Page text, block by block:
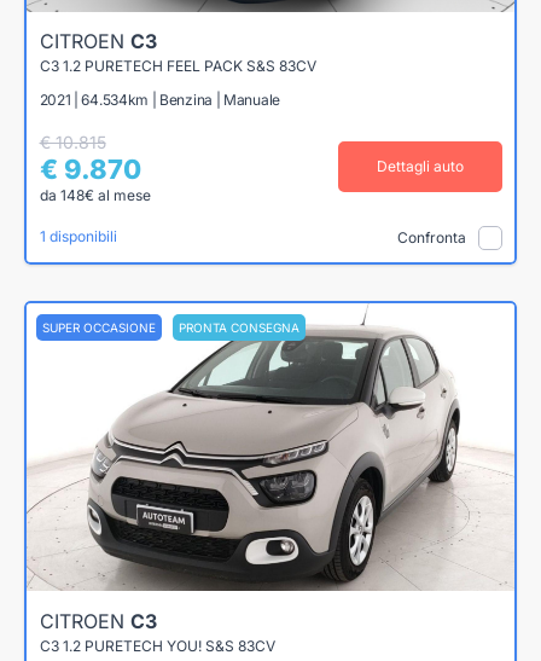
CITROEN C3
C3 1.2 PURETECH FEEL PACK S&S 83CV
2021 | 64.534km | Benzina | Manuale
€ 10.815
€ 9.870
da 148€ al mese
Dettagli auto
1 disponibili Confronta
SUPER OCCASIONE PRONTA CONSEGNA
CITROEN C3
C3 1.2 PURETECH YOU! S&S 83CV